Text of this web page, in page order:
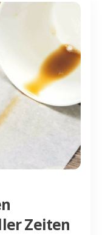
Zeiten